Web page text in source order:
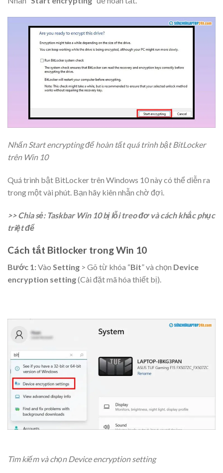
Nhấn Start encrypting để hoàn tất quá trình bật BitLocker
trên Win 10
Quá trình bật BitLocker trên Windows 10 này có thể diễn ra
trong một vài phút. Bạn hãy kiên nhẫn chờ đợi.
>> Chia sẻ: Taskbar Win 10 bị lỗi treo đơ và cách khắc phục
triệt để
Cách tắt Bitlocker trong Win 10
Bước 1:Vào Setting > Gõ từ khóa “Bit” và chọn Device
encryption setting(Cài đặt mã hóa thiết bị).
Tìm kiếm và chọn Device encryption setting